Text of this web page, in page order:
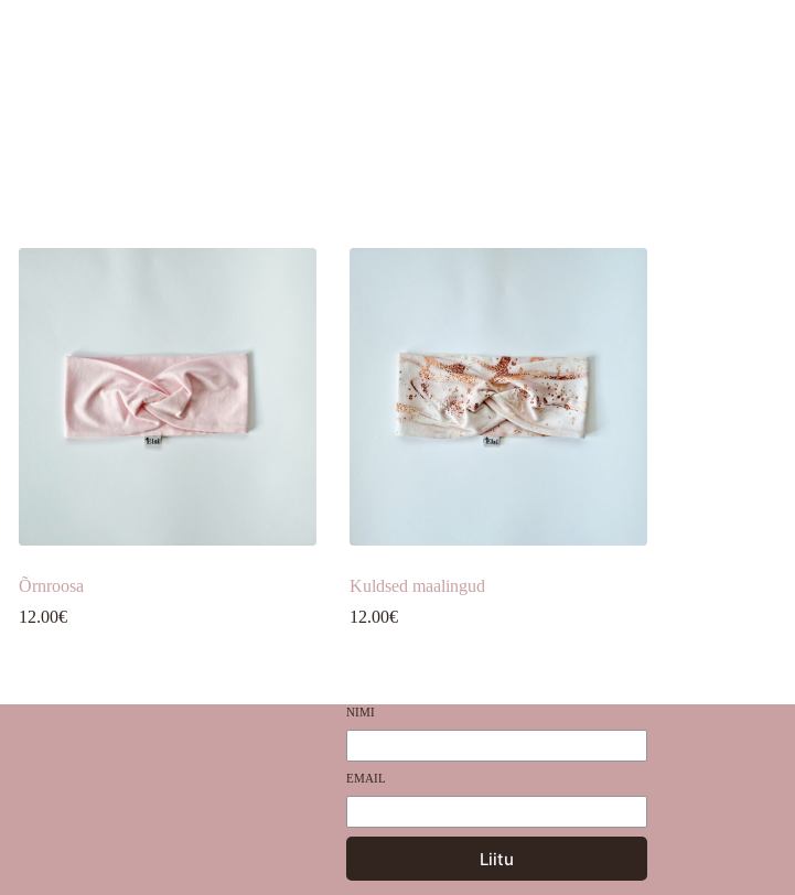
Õrnroosa
12.00€
Kuldsed maalingud
12.00€
NIMI
EMAIL
Liitu